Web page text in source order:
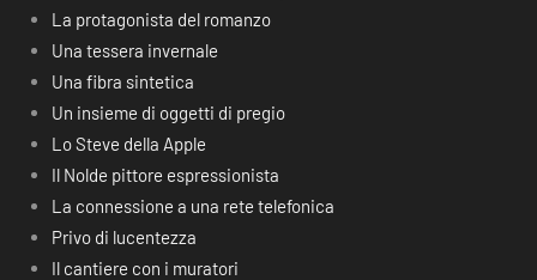
La protagonista del romanzo
Una tessera invernale
Una fibra sintetica
Un insieme di oggetti di pregio
Lo Steve della Apple
Il Nolde pittore espressionista
La connessione a una rete telefonica
Privo di lucentezza
Il cantiere con i muratori